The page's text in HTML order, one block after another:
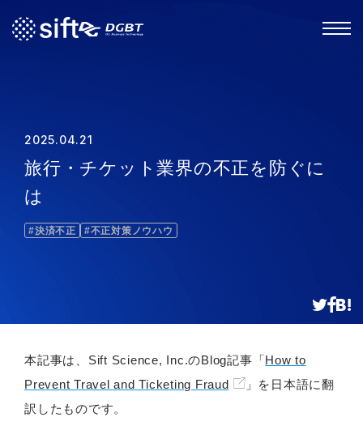
2025.04.21
旅行・チケット業界の不正を防ぐに
は
#決済不正 #不正対策ノウハウ
本記事は、Sift Science, Inc.のBlog記事「How to
Prevent Travel and Ticketing Fraud
」を日本語に翻
訳したものです。